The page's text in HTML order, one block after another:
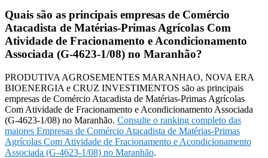
Quais são as principais empresas de Comércio
Atacadista de Matérias-Primas Agrícolas Com
Atividade de Fracionamento e Acondicionamento
Associada (G-4623-1/08) no Maranhão?
PRODUTIVA AGROSEMENTES MARANHAO, NOVA ERA
BIOENERGIA e CRUZ INVESTIMENTOS são as principais
empresas de Comércio Atacadista de Matérias-Primas Agrícolas
Com Atividade de Fracionamento e Acondicionamento Associada
(G-4623-1/08) no Maranhão. Consulte o ranking completo das
maiores Empresas de Comércio Atacadista de Matérias-Primas
Agrícolas Com Atividade de Fracionamento e Acondicionamento
Associada (G-4623-1/08) no Maranhão.